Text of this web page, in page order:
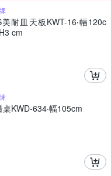
耐皿天板KWT-16‧幅120c
cm
KWD-634‧幅105cm